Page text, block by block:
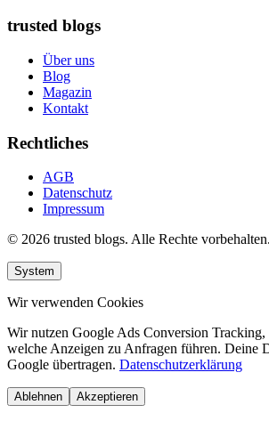
trusted blogs
Über uns
Blog
Magazin
Kontakt
Rechtliches
AGB
Datenschutz
Impressum
© 2026 trusted blogs. Alle Rechte vorbehalten.
System
Wir verwenden Cookies
Wir nutzen Google Ads Conversion Tracking,
welche Anzeigen zu Anfragen führen. Deine
Google übertragen. Datenschutzerklärung
Ablehnen Akzeptieren